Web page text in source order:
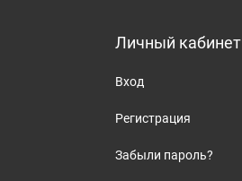
Личный кабинет
Вход
Регистрация
Забыли пароль?